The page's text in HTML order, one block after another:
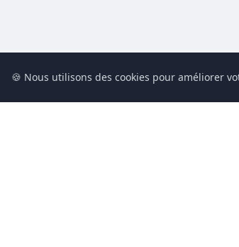
🍪 Nous utilisons des cookies pour améliorer